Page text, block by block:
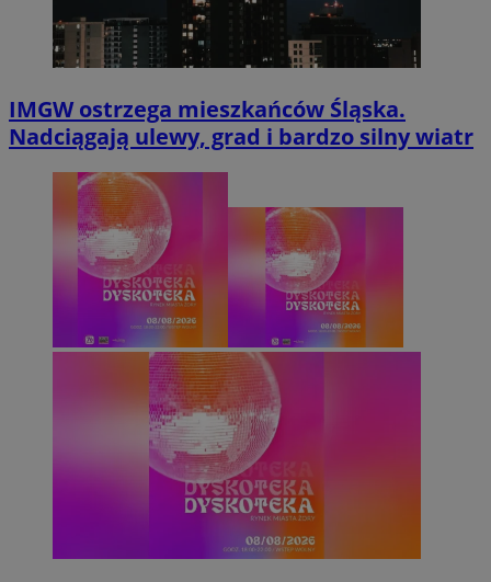
IMGW ostrzega mieszkańców Śląska.
Nadciągają ulewy, grad i bardzo silny wiatr